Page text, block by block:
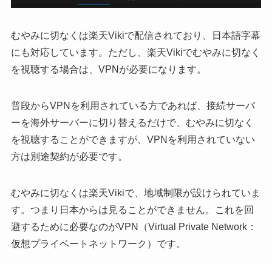
むやみに切なくは楽天Vikiで配信されており、日本語字幕
にも対応しています。ただし、楽天Vikiでむやみに切なく
を視聴する場合は、VPNが必要になります。
普段からVPNを利用されている方であれば、接続サーバ
ーを海外サーバーに切り替えるだけで、むやみに切なく
を視聴することができますが、VPNを利用されていない
方は別途契約が必要です。
むやみに切なくは楽天Vikiで、地域制限が設けられていま
す。つまり日本からは見ることができません。これを回
避するために必要なのがVPN（Virtual Private Network：
仮想プライベートネットワーク）です。